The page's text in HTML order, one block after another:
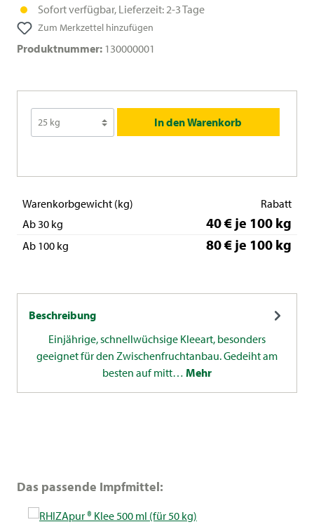
Sofort verfügbar, Lieferzeit: 2-3 Tage
Zum Merkzettel hinzufügen
Produktnummer: 130000001
In den Warenkorb
Warenkorbgewicht (kg)
Rabatt
Ab 30 kg
40 € je 100 kg
Ab 100 kg 80 € je 100 kg
Beschreibung
Einjährige, schnellwüchsige Kleeart, besonders
geeignet für den Zwischenfruchtanbau. Gedeiht am
besten auf mitt… Mehr
Produktgalerie überspringen
Das passende Impfmittel: